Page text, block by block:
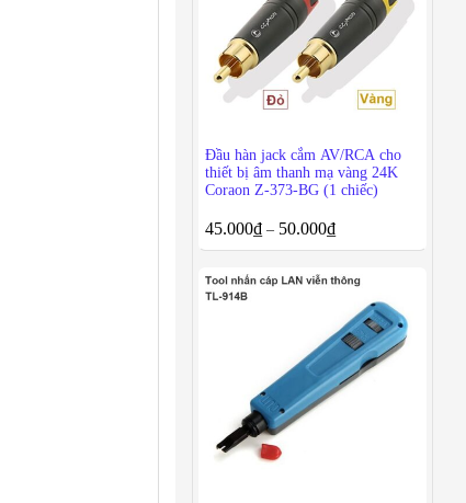
Đầu hàn jack cắm AV/RCA cho
thiết bị âm thanh mạ vàng 24K
Coraon Z-373-BG (1 chiếc)
45.000₫ – 50.000₫